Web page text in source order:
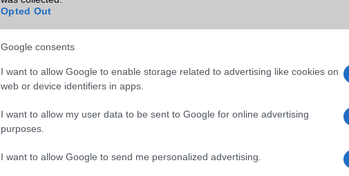
Opted Out
Google consents
I want to allow Google to enable storage related to advertising like cookies on
web or device identifiers in apps.
I want to allow my user data to be sent to Google for online advertising
purposes.
I want to allow Google to send me personalized advertising.
NFC Nincs
GPS
aGPS (USA), Glonass (Orosz),
Push to Talk Nincs